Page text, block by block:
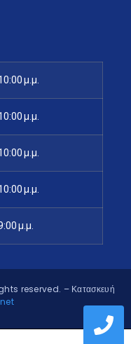
μ.μ.
μ.μ.
μ.μ.
μ.μ.
μ.μ.
reserved. – Κατασκευή